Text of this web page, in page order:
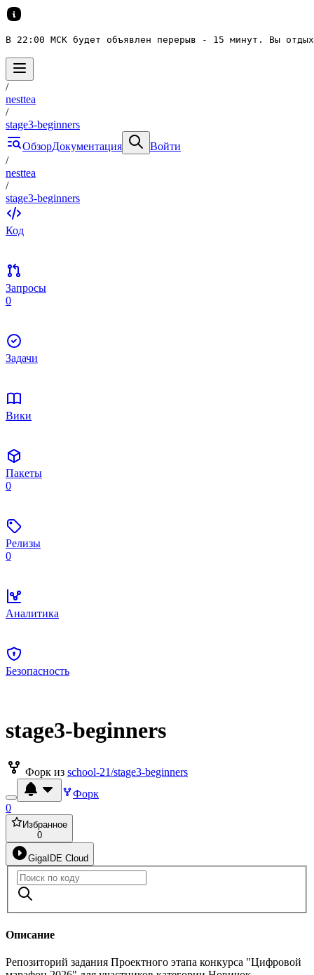
В 22:00 МСК будет объявлен перерыв - 15 минут. Вы
/
nesttea
/
stage3-beginners
ОбзорДокументация
Войти
/
nesttea
/
stage3-beginners
Код
Запросы
0
Задачи
Вики
Пакеты
0
Релизы
0
Аналитика
Безопасность
stage3-beginners
Форк из school-21/stage3-beginners
Форк
0
Избранное
0
GigaIDE Cloud
Описание
Репозиторий задания Проектного этапа конкурса "Цифровой